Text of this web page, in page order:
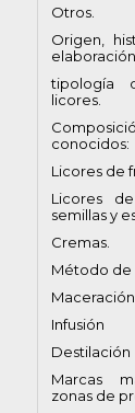
Otros.
Origen,
tipología
licores.
conocidos:
Licores de
Licores
semillas y
Cremas.
Método de
Maceración.
Infusión
Destilación
Marcas
zonas de